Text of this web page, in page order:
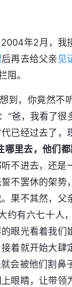
2004年2月，我
后再去给父亲 见
阻。
到，你竟然不
“爸，我看了
已经过去了，
哪里去，他们
不进去，还是
不罢休的架势
果不其然，父
约有六七十人
眼光看着我们
着就开始大肆
就会被他们割
眼睛，让带领